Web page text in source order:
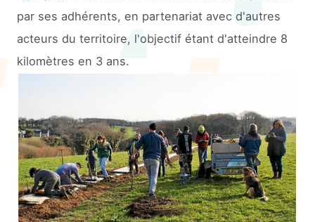
par ses adhérents, en partenariat avec d'autres
acteurs du territoire, l'objectif étant d'atteindre 8
kilomètres en 3 ans.